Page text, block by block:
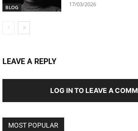
BLOG 17/03/2026
LEAVE A REPLY
LOG IN TO LEAVE A
MOST POPULAR